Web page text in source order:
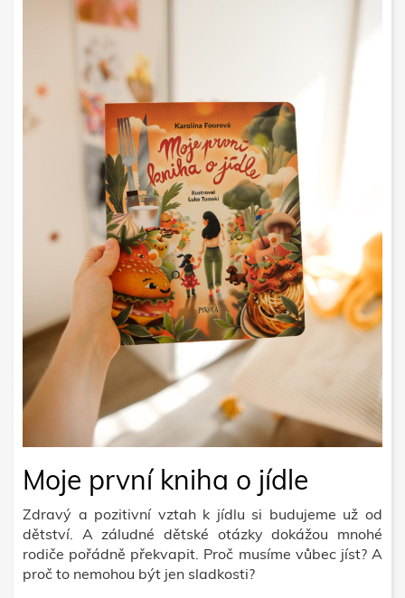
Moje první kniha o jídle
Zdravý a pozitivní vztah k jídlu si budujeme už od
dětství. A záludné dětské otázky dokážou mnohé
rodiče pořádně překvapit. Proč musíme vůbec jíst? A
proč to nemohou být jen sladkosti?